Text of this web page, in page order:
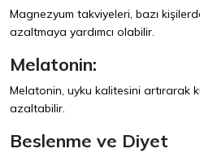
Magnezyum takviyeleri, bazı
azaltmaya yardımcı olabilir.
Melatonin:
Melatonin, uyku kalitesini artırarak
azaltabilir.
Beslenme ve Diyet